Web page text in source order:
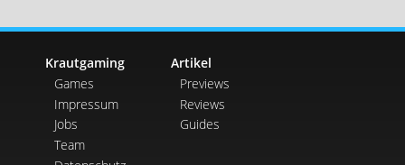
Krautgaming
Games
Impressum
Jobs
Team
Artikel
Previews
Reviews
Guides